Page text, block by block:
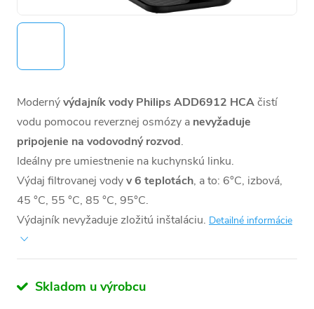
Modernývýdajník vody Philips ADD6912 HCAčistí
vodu pomocou reverznej osmózy a nevyžaduje
pripojenie na vodovodný rozvod.
Ideálny pre umiestnenie na kuchynskú linku.
Výdaj filtrovanej vodyv 6 teplotách, a to: 6°C, izbová,
45 °C, 55 °C, 85 °C, 95°C.
Výdajník nevyžaduje zložitú inštaláciu. Detailné informácie
Skladom u výrobcu